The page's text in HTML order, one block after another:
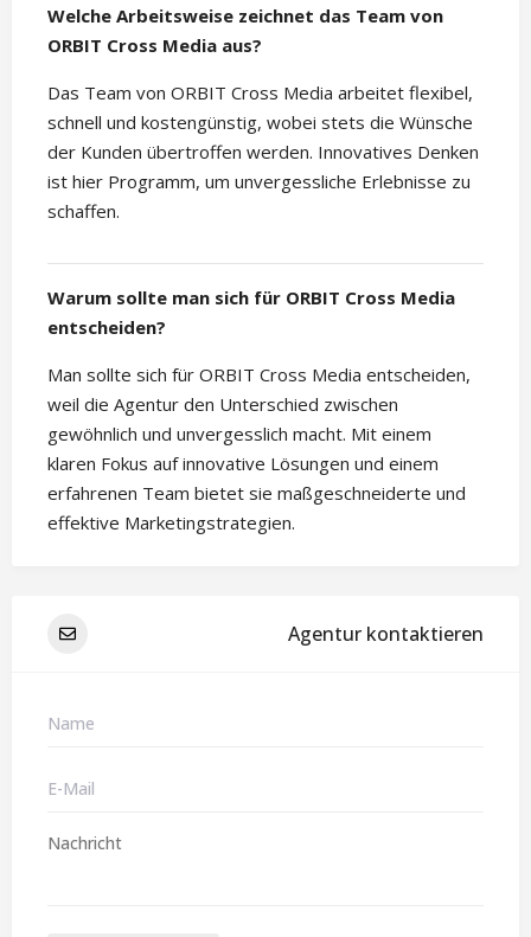
Welche Arbeitsweise zeichnet das Team von
ORBIT Cross Media aus?
Das Team von ORBIT Cross Media arbeitet flexibel,
schnell und kostengünstig, wobei stets die Wünsche
der Kunden übertroffen werden. Innovatives Denken
ist hier Programm, um unvergessliche Erlebnisse zu
schaffen.
Warum sollte man sich für ORBIT Cross Media
entscheiden?
Man sollte sich für ORBIT Cross Media entscheiden,
weil die Agentur den Unterschied zwischen
gewöhnlich und unvergesslich macht. Mit einem
klaren Fokus auf innovative Lösungen und einem
erfahrenen Team bietet sie maßgeschneiderte und
effektive Marketingstrategien.
Agentur kontaktieren